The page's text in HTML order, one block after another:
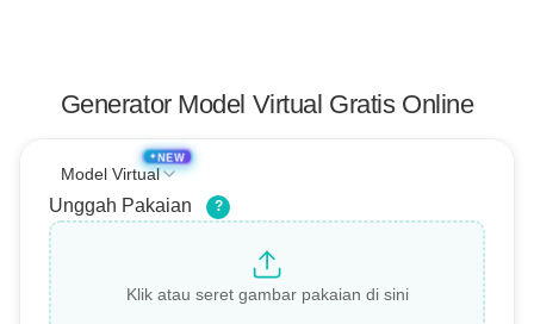
Generator Model Virtual Gratis Online
Model Virtual
✦NEW
Unggah Pakaian ?
Klik atau seret gambar pakaian di sini